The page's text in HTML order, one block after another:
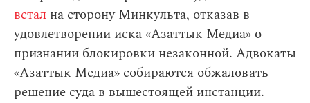
встал на сторону Минкульта, отказав в
удовлетворении иска «Азаттык Медиа» о
признании блокировки незаконной. Адвокаты
«Азаттык Медиа» собираются обжаловать
решение суда в вышестоящей инстанции.